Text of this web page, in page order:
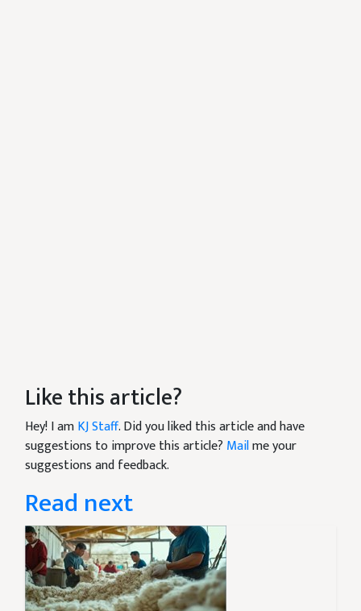
Like this article?
Hey! I amKJ Staff. Did you liked this article and have
suggestions to improve this article? Mailme your
suggestions and feedback.
Read next